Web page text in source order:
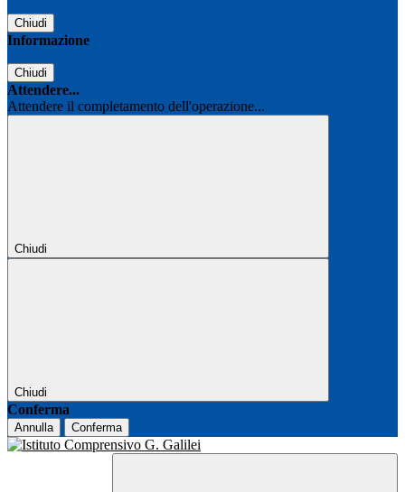
Chiudi
Informazione
Chiudi
Attendere...
Attendere il completamento dell'operazione...
Chiudi
Chiudi
Conferma
Annulla Conferma